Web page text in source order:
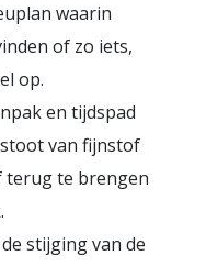
waarin
of zo iets,
op.
en tijdspad
van fijnstof
terug te brengen
stijging van de